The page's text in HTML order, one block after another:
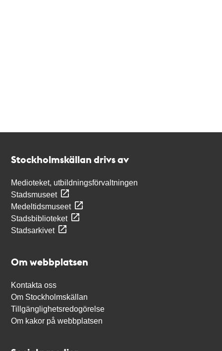
Stockholmskällan drivs av
Medioteket, utbildningsförvaltningen
Stadsmuseet
Medeltidsmuseet
Stadsbiblioteket
Stadsarkivet
Om webbplatsen
Kontakta oss
Om Stockholmskällan
Tillgänglighetsredogörelse
Om kakor på webbplatsen